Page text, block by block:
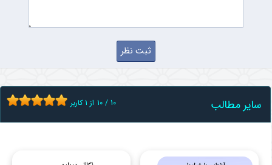
سایر مطالب 10 / 10 از 1کاربر